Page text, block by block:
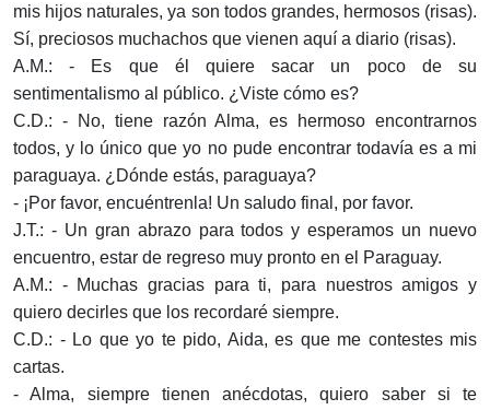
mis hijos naturales, ya son todos grandes, hermosos (risas).
Sí, preciosos muchachos que vienen aquí a diario (risas).
A.M.: - Es que él quiere sacar un poco de su
sentimentalismo al público. ¿Viste cómo es?
C.D.: - No, tiene razón Alma, es hermoso encontrarnos
todos, y lo único que yo no pude encontrar todavía es a mi
paraguaya. ¿Dónde estás, paraguaya?
- ¡Por favor, encuéntrenla! Un saludo final, por favor.
J.T.: - Un gran abrazo para todos y esperamos un nuevo
encuentro, estar de regreso muy pronto en el Paraguay.
A.M.: - Muchas gracias para ti, para nuestros amigos y
quiero decirles que los recordaré siempre.
C.D.: - Lo que yo te pido, Aida, es que me contestes mis
cartas.
- Alma, siempre tienen anécdotas, quiero saber si te